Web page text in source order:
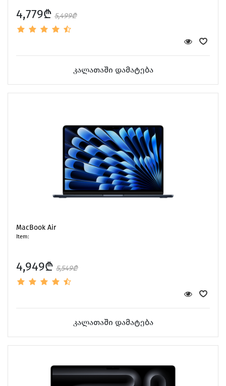
4,779₾ 5,499₾
კალათაში დამატება
MacBook Air
Item:
4,949₾ 5,549₾
კალათაში დამატება